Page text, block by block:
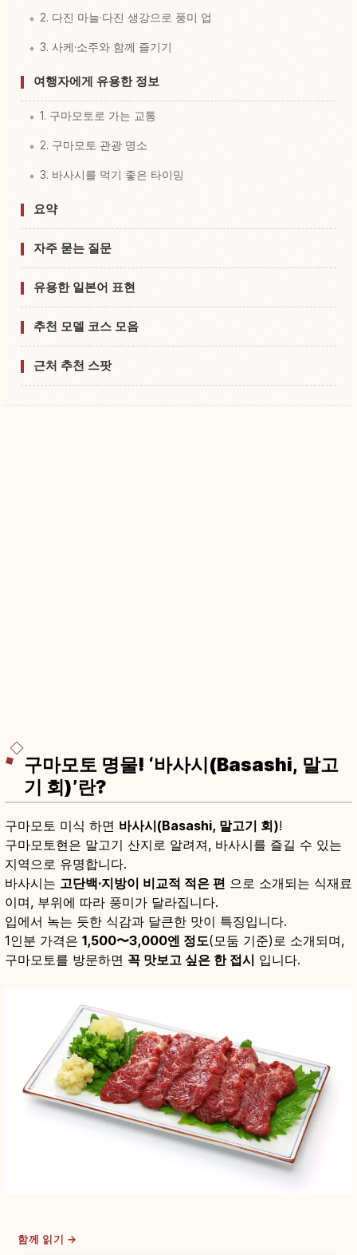
2. 다진 마늘·다진 생강으로 풍미 업
3. 사케·소주와 함께 즐기기
여행자에게 유용한 정보
1. 구마모토로 가는 교통
2. 구마모토 관광 명소
3. 바사시를 먹기 좋은 타이밍
요약
자주 묻는 질문
유용한 일본어 표현
추천 모델 코스 모음
근처 추천 스팟
구마모토 명물! ‘바사시(Basashi, 말고
기 회)’란?
구마모토 미식 하면 바사시(Basashi, 말고기 회)!
구마모토현은 말고기 산지로 알려져, 바사시를 즐길 수 있는
지역으로 유명합니다.
바사시는 고단백·지방이 비교적 적은 편 으로 소개되는 식재료
이며, 부위에 따라 풍미가 달라집니다.
입에서 녹는 듯한 식감과 달큰한 맛이 특징입니다.
1인분 가격은 1,500〜3,000엔 정도(모둠 기준)로 소개되며,
구마모토를 방문하면 꼭 맛보고 싶은 한 접시 입니다.
함께 읽기 →